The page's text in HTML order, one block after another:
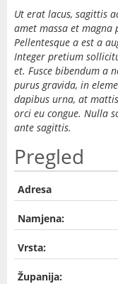
Ut erat lacus, sagittis
amet massa et
Pellentesque a est a
Integer pretium
et. Fusce bibendum a
purus gravida, in
dapibus urna, at
orci eu congue. Nulla
ante sagittis.
Pregled
Adresa
Namjena:
Vrsta:
Županija: